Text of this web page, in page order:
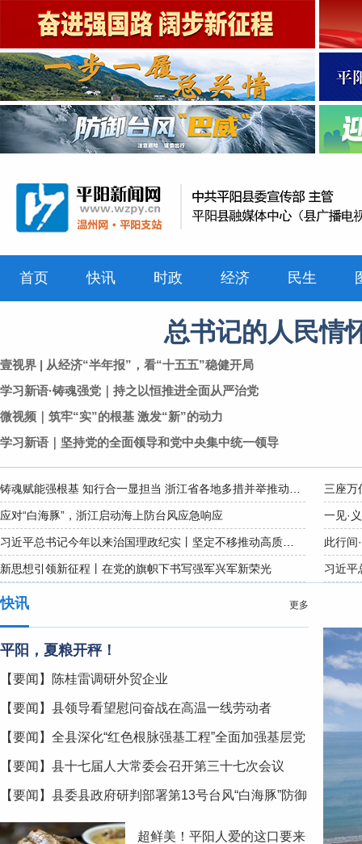
首页 快讯 时政 经济 民生
总书记的人民情
壹视界 | 从经济“半年报”，看“十五五”稳健开局
学习新语·铸魂强党｜持之以恒推进全面从严治党
微视频｜筑牢“实”的根基 激发“新”的动力
学习新语｜坚持党的全面领导和党中央集中统一领导
三座万
应对“白海豚”，浙江启动海上防台风应急响应 一见·
此行间
新思想引领新征程丨在党的旗帜下书写强军兴军新荣光 习近平
更多
快讯
平阳，夏粮开秤！
【要闻】陈桂雷调研外贸企业
【要闻】县领导看望慰问奋战在高温一线劳动者
【要闻】全县深化“红色根脉强基工程”全面加强基层党
建工作推进会召开
【要闻】县十七届人大常委会召开第三十七次会议
【要闻】县委县政府研判部署第13号台风“白海豚”防御
应对工作
超鲜美！平阳人爱的这口要来